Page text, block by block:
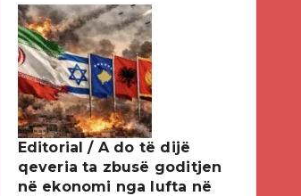
Editorial / A do të dijë
qeveria ta zbusë goditjen
në ekonomi nga lufta në